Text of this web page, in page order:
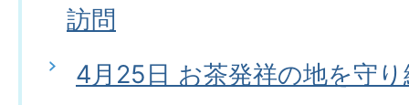
訪問
4月25日 お茶発祥の地を守